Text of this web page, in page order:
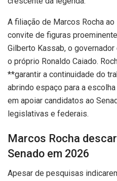
A filiação de Marcos Rocha
convite de figuras
Gilberto Kassab, o governador
o próprio Ronaldo Caiado.
**garantir a continuidade do
abrindo espaço para a
em apoiar candidatos ao
legislativas e federais.
Marcos Rocha
Senado em 2026
Apesar de pesquisas